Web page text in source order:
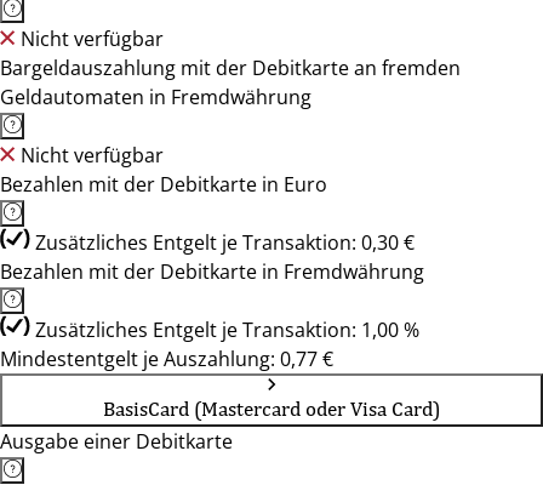
Nicht verfügbar
Bargeldauszahlung mit der Debitkarte an fremden
Geldautomaten in Fremdwährung
Nicht verfügbar
Bezahlen mit der Debitkarte in Euro
Zusätzliches Entgelt je Transaktion: 0,30 €
Bezahlen mit der Debitkarte in Fremdwährung
Zusätzliches Entgelt je Transaktion: 1,00 %
Mindestentgelt je Auszahlung: 0,77 €
BasisCard (Mastercard oder Visa Card)
Ausgabe einer Debitkarte